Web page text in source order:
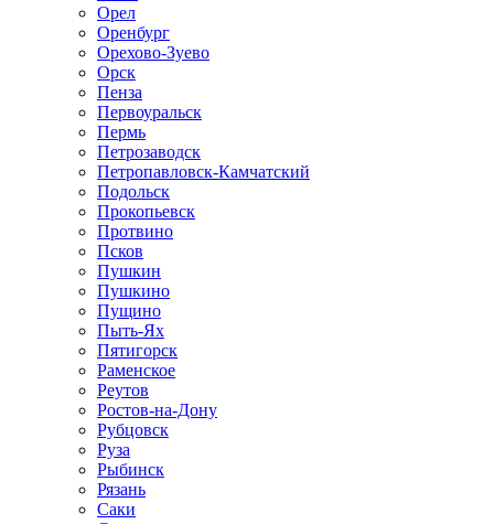
Орел
Оренбург
Орехово-Зуево
Орск
Пенза
Первоуральск
Пермь
Петрозаводск
Петропавловск-Камчатский
Подольск
Прокопьевск
Протвино
Псков
Пушкин
Пушкино
Пущино
Пыть-Ях
Пятигорск
Раменское
Реутов
Ростов-на-Дону
Рубцовск
Руза
Рыбинск
Рязань
Саки